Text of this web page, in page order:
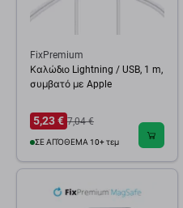
FixPremium
Καλώδιο Lightning / USB, 1 m,
συμβατό με Apple
5,23 € 7,04 €
ΣΕ ΑΠΌΘΕΜΑ 10+ τεμ